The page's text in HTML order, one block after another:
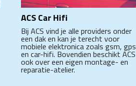
ACS Car Hifi
Bij ACS vind je alle providers onder
een dak en kan je terecht voor
mobiele elektronica zoals gsm, gps
en car-hifi. Bovendien beschikt ACS
ook over een eigen montage- en
reparatie-atelier.